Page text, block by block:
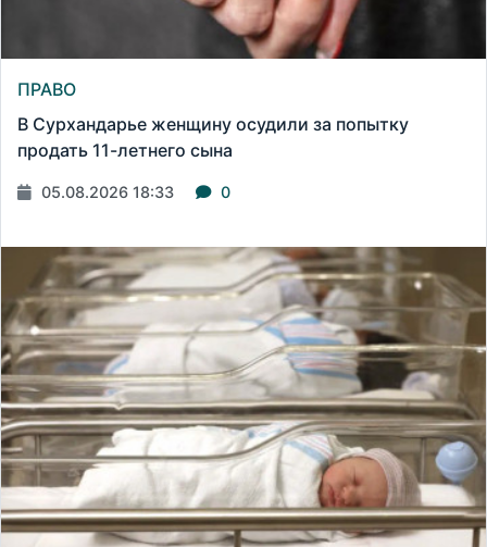
ПРАВО
В Сурхандарье женщину осудили за попытку
продать 11-летнего сына
05.08.2026 18:33 0